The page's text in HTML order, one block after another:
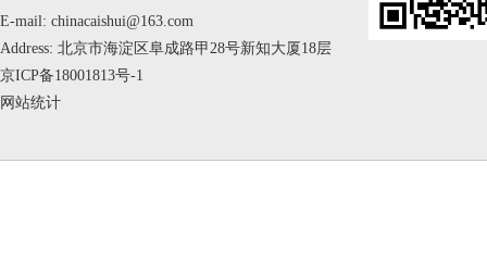
E-mail: chinacaishui@163.com
Address: 北京市海淀区阜成路甲28号新知大厦18层
京ICP备18001813号-1
网站统计